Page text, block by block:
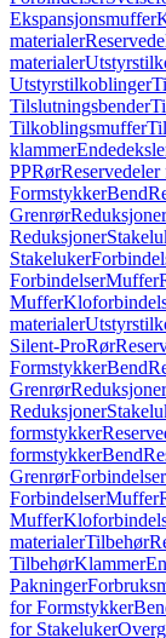
Ekspansjonsmuffer
materialer
materialer
Utstyrstilkoblinger
Tilslutningsbender
Tilkoblingsmuffer
klammer
PPRør
FormstykkerBend
GrenrørReduksjoner
Reduksjoner
Stakeluker
ForbindelserMuffer
Muffer
materialer
Silent-ProRør
FormstykkerBend
GrenrørReduksjoner
Reduksjoner
formstykker
formstykkerBend
GrenrørForbindelser
ForbindelserMuffer
Muffer
materialerTilbehør
TilbehørKlammer
Pakninger
for Formstykker
for Stakeluker